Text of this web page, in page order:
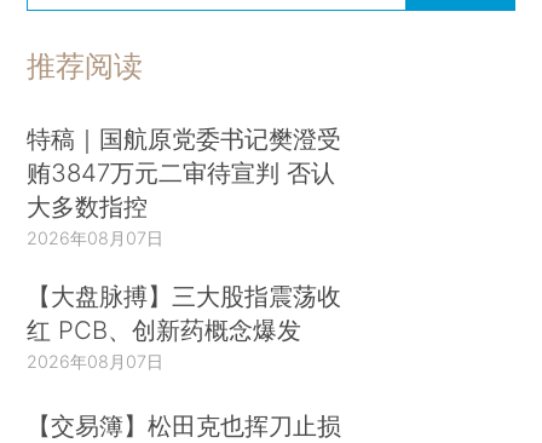
推荐阅读
特稿｜国航原党委书记樊澄受
贿3847万元二审待宣判 否认
大多数指控
2026年08月07日
【大盘脉搏】三大股指震荡收
红 PCB、创新药概念爆发
2026年08月07日
【交易簿】松田克也挥刀止损